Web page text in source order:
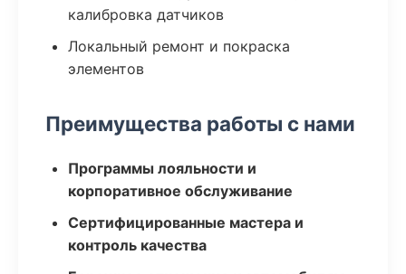
калибровка датчиков
Локальный ремонт и покраска
элементов
Преимущества работы с нами
Программы лояльности и
корпоративное обслуживание
Сертифицированные мастера и
контроль качества